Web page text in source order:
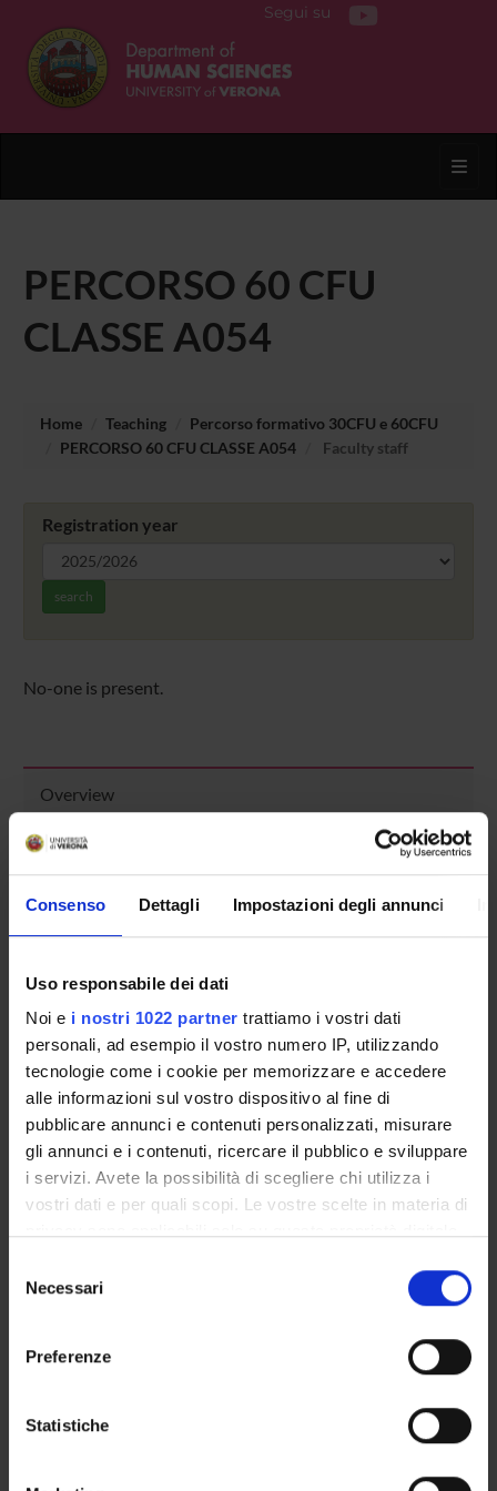
Consenso Dettagli Impostazioni degli annunci
Uso responsabile dei dati
Noi e i nostri 1022 partner trattiamo i vostri dati
personali, ad esempio il vostro numero IP, utilizzando
tecnologie come i cookie per memorizzare e accedere
alle informazioni sul vostro dispositivo al fine di
pubblicare annunci e contenuti personalizzati, misurare
gli annunci e i contenuti, ricercare il pubblico e sviluppare
i servizi. Avete la possibilità di scegliere chi utilizza i
vostri dati e per quali scopi. Le vostre scelte in materia di
modificare o revocare il proprio consenso in qualsiasi
momento dalla Dichiarazione sui cookie o facendo clic
raccogliere informazioni sulla tua posizione
geografica, con un'approssimazione di qualche
delNecessari
Preferenze
Statistiche
Segui su
PERCORSO 60 CFU
CLASSE A054
Home Teaching
Percorso formativo 30CFU e 60CFU
PERCORSO 60 CFU CLASSE A054
Faculty staff
Registration year
search
No-one is present.
Overview
Courses
Academic Calendar
Lesson timetable
Degree Programme
Notices
Thesis and internship proposals
Governing bodies
Faculty staff
STUDYING
COURSES
People
Calendar